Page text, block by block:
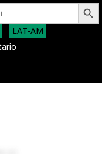
Search Button
LAT-AM